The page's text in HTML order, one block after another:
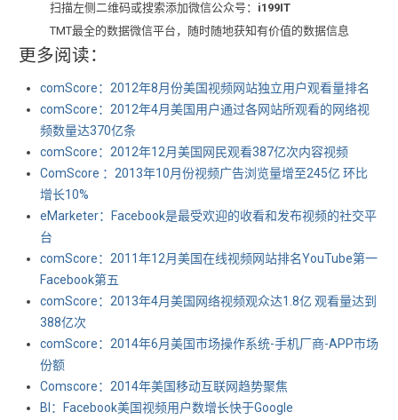
扫描左侧二维码或搜索添加微信公众号： i199IT
TMT最全的数据微信平台，随时随地获知有价值的数据信息
更多阅读：
comScore：2012年8月份美国视频网站独立用户观看量排名
comScore：2012年4月美国用户通过各网站所观看的网络视
频数量达370亿条
comScore：2012年12月美国网民观看387亿次内容视频
ComScore ：2013年10月份视频广告浏览量增至245亿 环比
增长10%
eMarketer：Facebook是最受欢迎的收看和发布视频的社交平
台
comScore：2011年12月美国在线视频网站排名YouTube第一
Facebook第五
comScore：2013年4月美国网络视频观众达1.8亿 观看量达到
388亿次
comScore：2014年6月美国市场操作系统-手机厂商-APP市场
份额
Comscore：2014年美国移动互联网趋势聚焦
BI：Facebook美国视频用户数增长快于Google